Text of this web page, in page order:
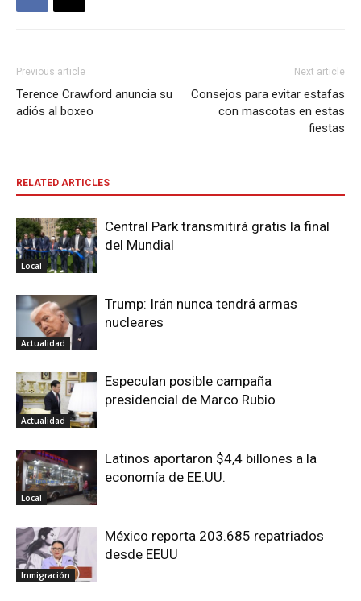
Previous article
Terence Crawford anuncia su
adiós al boxeo
Next article
Consejos para evitar estafas
con mascotas en estas
fiestas
RELATED ARTICLES
Local
Central Park transmitirá gratis la final
del Mundial
Actualidad
Trump: Irán nunca tendrá armas
nucleares
Actualidad
Especulan posible campaña
presidencial de Marco Rubio
Local
Latinos aportaron $4,4 billones a la
economía de EE.UU.
Inmigración
México reporta 203.685 repatriados
desde EEUU